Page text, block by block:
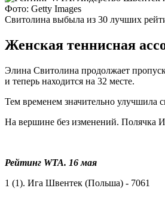
Фото: Getty Images
Свитолина выбыла из 30 лучших
Женская теннисная
Элина Свитолина продолжает
и теперь находится на 32 месте.
Тем временем значительно улучшила
На вершине без изменений. Полячка
Рейтинг WTA. 16 мая
1 (1). Ига Швентек (Польша) - 7061